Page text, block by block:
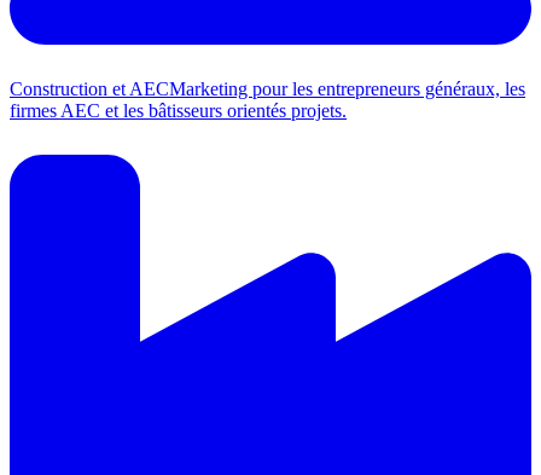
Construction et AECMarketing pour les entrepreneurs généraux, les
firmes AEC et les bâtisseurs orientés projets.